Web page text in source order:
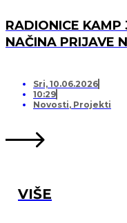
RADIONICE KAMP
NAČINA PRIJAVE
Sri, 10.06.2026
10:29
Novosti, Projekti
VIŠE